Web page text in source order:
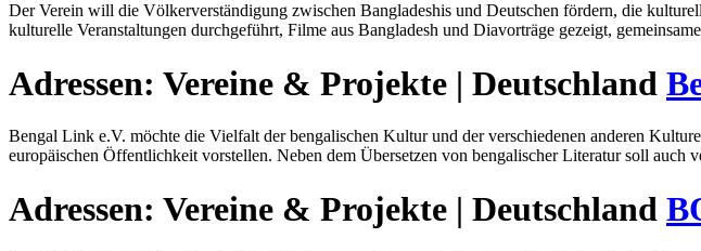
Der Verein will die Völkerverständigung zwischen Bangladeshis und Deutschen fördern, die
kulturelle Veranstaltungen durchgeführt, Filme aus Bangladesh und Diavorträge gezeigt,
Adressen: Vereine & Projekte | Deutschland
Bengal Link e.V. möchte die Vielfalt der bengalischen Kultur und der verschiedenen anderen
europäischen Öffentlichkeit vorstellen. Neben dem Übersetzen von bengalischer Literatur soll auch
Adressen: Vereine & Projekte | Deutschland